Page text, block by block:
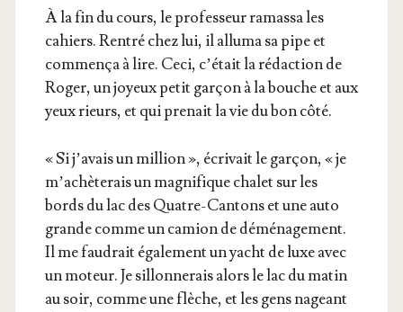
À la fin du cours, le pro­fes­seur ramas­sa les
cahiers. Ren­tré chez lui, il allu­ma sa pipe et
com­men­ça à lire. Ceci, c’é­tait la rédac­tion de
Roger, un joyeux petit gar­çon à la bouche et aux
yeux rieurs, et qui pre­nait la vie du bon côté.
« Si j’a­vais un mil­lion », écri­vait le gar­çon, « je
m’a­chè­te­rais un magni­fique cha­let sur les
bords du lac des Quatre-Can­tons et une auto
grande comme un camion de démé­na­ge­ment.
Il me fau­drait éga­le­ment un yacht de luxe avec
un moteur. Je sillon­ne­rais alors le lac du matin
au soir, comme une flèche, et les gens nageant